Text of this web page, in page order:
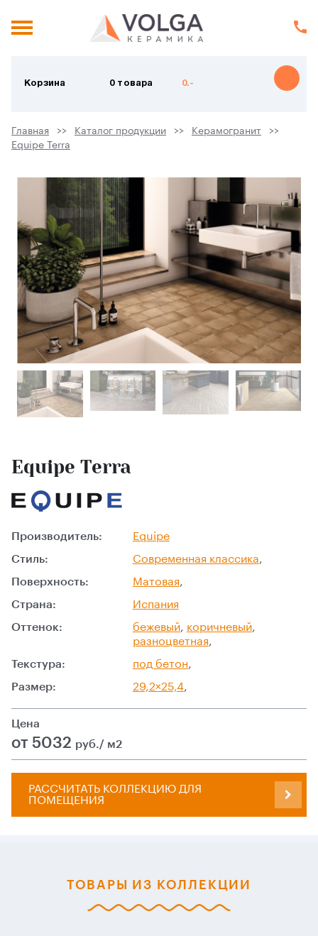
Корзина 0 товара 0.-
Главная Каталог продукции
Керамогранит
Equipe Terra
Equipe Terra
Производитель:
Equipe
Стиль:
Современная классика,
Поверхность:
Матовая,
Страна:
Испания
Оттенок:
бежевый, коричневый,
разноцветная,
Текстура:
под бетон,
Размер:
29,2×25,4,
Цена
от 5032 руб./ м2
РАССЧИТАТЬ КОЛЛЕКЦИЮ ДЛЯ
ПОМЕЩЕНИЯ
ТОВАРЫ ИЗ КОЛЛЕКЦИИ